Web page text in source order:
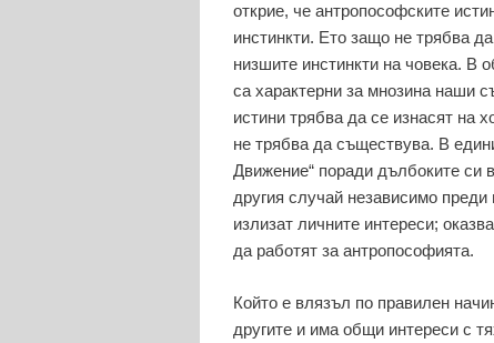
открие, че антропософските
инстинкти. Ето защо не трябва
низшите инстинкти на човека.
са характерни за мнозина наши
истини трябва да се изнасят на
не трябва да съществува. В
Движение“ поради дълбоките си
другия случай независимо
излизат личните интереси;
да работят за антропософията.
Който е влязъл по правилен
другите и има общи интереси с